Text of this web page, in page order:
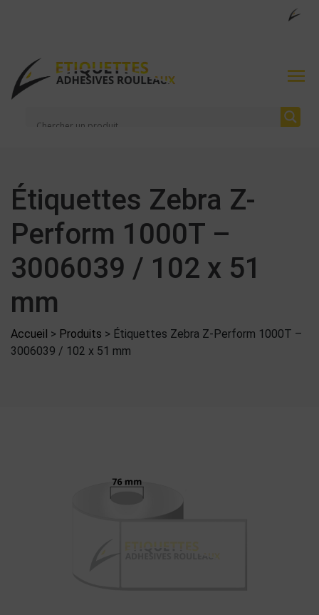
Étiquettes Zebra Z-
Perform 1000T –
3006039 / 102 x 51
mm
Accueil > Produits > Étiquettes Zebra Z-Perform 1000T –
3006039 / 102 x 51 mm